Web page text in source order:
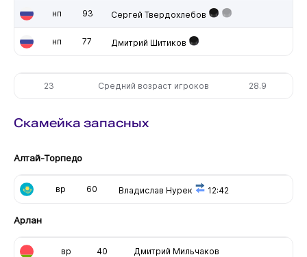
нп 93 Сергей Твердохлебов
нп 77 Дмитрий Шитиков
23 Средний возраст игроков 28.9
Скамейка запасных
Алтай-Торпедо
вр 60 Владислав Нурек 12:42
Арлан
вр 40 Дмитрий Мильчаков